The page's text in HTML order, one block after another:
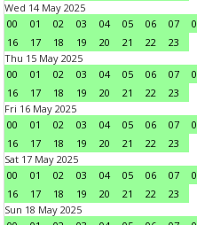
Wed 14 May 2025
00
01 02 03 04 05 06 07
16
17 18 19 20 21 22
23
Thu 15 May 2025
00
01 02 03 04 05 06 07
16
17 18 19 20 21 22
23
Fri 16 May 2025
00
01 02 03 04 05 06 07
16
17 18 19 20 21 22
23
Sat 17 May 2025
00
01 02 03 04 05 06 07
16
17 18 19 20 21 22
23
Sun 18 May 2025